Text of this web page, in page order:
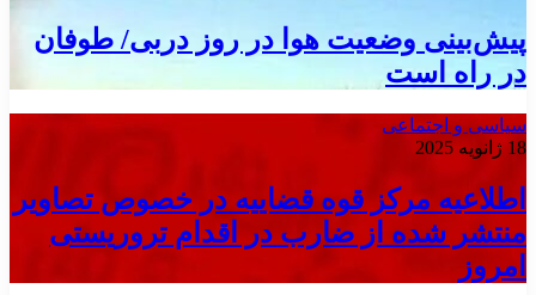
پیش‌بینی وضعیت هوا در روز دربی/ طوفان
در راه است
سیاسی و اجتماعی
18 ژانویه 2025
اطلاعیه مرکز قوه قضاییه در خصوص تصاویر
منتشر شده از ضارب در اقدام تروریستی
امروز